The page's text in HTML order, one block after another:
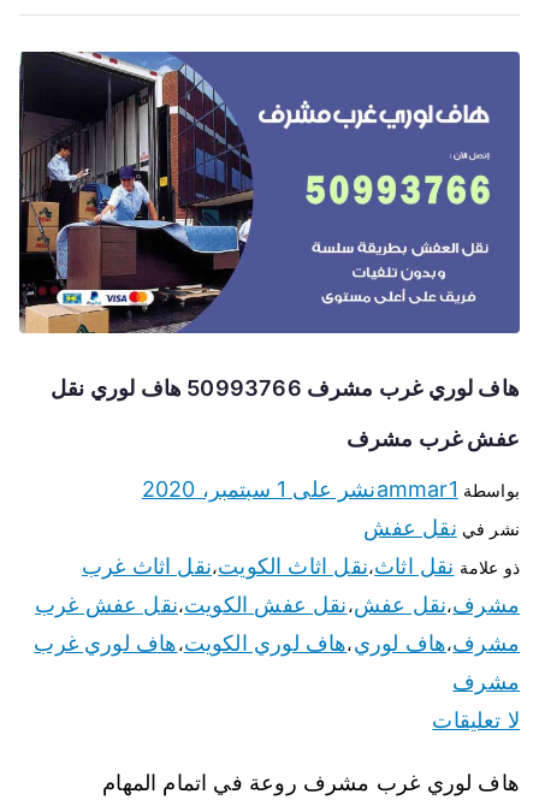
هاف لوري غرب مشرف 50993766 هاف لوري نقل
عفش غرب مشرف
بواسطة ammar1نشر على 1 سبتمبر، 2020
نشر في نقل عفش
ذو علامة نقل اثاث،نقل اثاث الكويت،نقل اثاث غرب
مشرف،نقل عفش،نقل عفش الكويت،نقل عفش غرب
مشرف،هاف لوري،هاف لوري الكويت،هاف لوري غرب
مشرف
لا تعليقات
هاف لوري غرب مشرف روعة في اتمام المهام